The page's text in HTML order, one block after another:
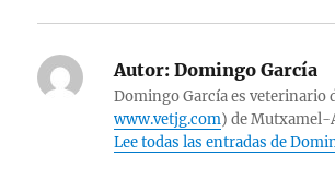
Autor: Domingo García
Domingo García es veterinario
www.vetjg.com) de Mutxamel-
Lee todas las entradas de